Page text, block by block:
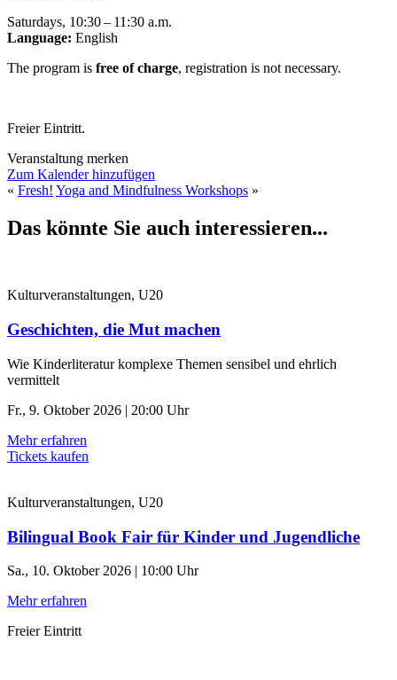
Saturdays, 10:30 – 11:30 a.m.
Language: English
The program is free of charge, registration is not necessary.
Freier Eintritt.
Veranstaltung merken
Zum Kalender hinzufügen
« Fresh! Yoga and Mindfulness Workshops »
Das könnte Sie auch interessieren...
Kulturveranstaltungen, U20
Geschichten, die Mut machen
Wie Kinderliteratur komplexe Themen sensibel und ehrlich
vermittelt
Fr., 9. Oktober 2026 | 20:00 Uhr
Mehr erfahren
Tickets kaufen
Kulturveranstaltungen, U20
Bilingual Book Fair für Kinder und Jugendliche
Sa., 10. Oktober 2026 | 10:00 Uhr
Mehr erfahren
Freier Eintritt